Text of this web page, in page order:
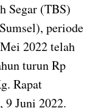
Segar (TBS)
periode
2022 telah
turun Rp
Rapat
9 Juni 2022.